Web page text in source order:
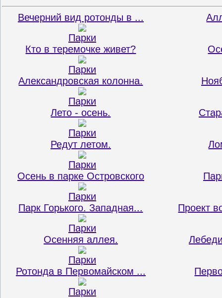
Вечерний вид ротонды в ...
Парки
Кто в теремочке живет?
Парки
Александровская колонна.
Парки
Лето - осень.
Парки
Редут летом.
Парки
Осень в парке Островского
Парки
Парк Горького. Западная...
Парки
Проект
Осенняя аллея.
Парки
Ротонда в Первомайском ...
Парки